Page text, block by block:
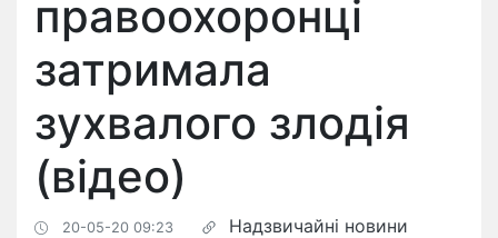
правоохоронці
затримала
зухвалого злодія
(відео)
20-05-20 09:23 Надзвичайні новини